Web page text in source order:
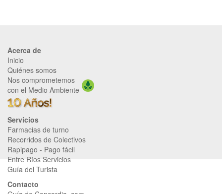
Acerca de
Inicio
Quiénes somos
Nos comprometemos
con el Medio Ambiente
Servicios
Farmacias de turno
Recorridos de Colectivos
Rapipago - Pago fácil
Entre Ríos Servicios
Guía del Turista
Contacto